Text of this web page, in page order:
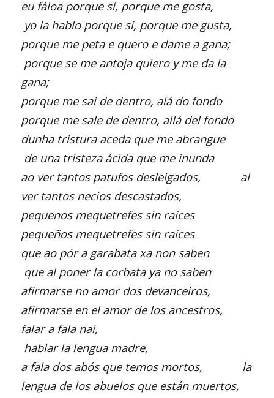
eu fáloa porque sí, porque me gosta,
yo la hablo porque sí, porque me gusta,
porque me peta e quero e dame a gana;
porque se me antoja quiero y me da la
gana;
porque me sai de dentro, alá do fondo
porque me sale de dentro, allá del fondo
dunha tristura aceda que me abrangue
de una tristeza ácida que me inunda
ao ver tantos patufos desleigados, al
ver tantos necios descastados,
pequenos mequetrefes sin raíces
pequeños mequetrefes sin raíces
que ao pór a garabata xa non saben
que al poner la corbata ya no saben
afirmarse no amor dos devanceiros,
afirmarse en el amor de los ancestros,
falar a fala nai,
hablar la lengua madre,
a fala dos abós que temos mortos, la
lengua de los abuelos que están muertos,